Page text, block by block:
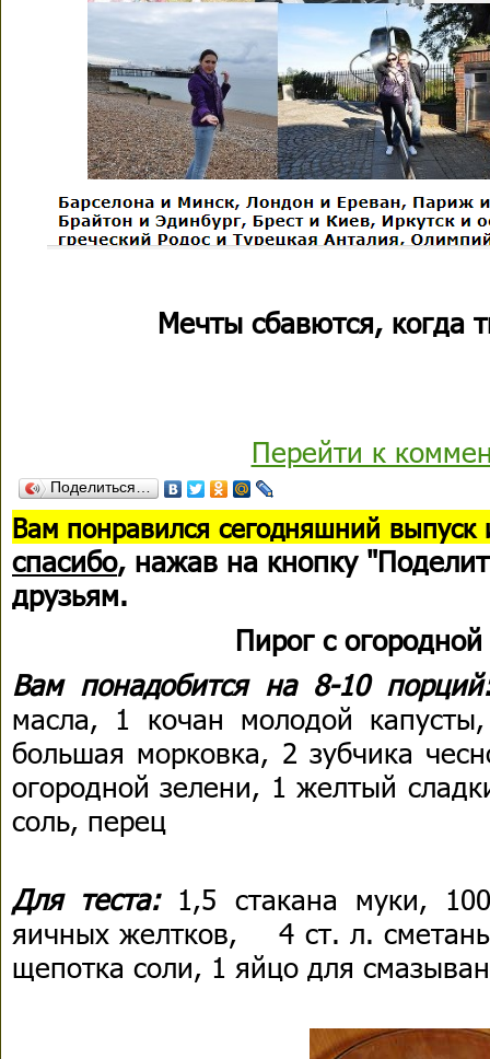
Мечты сбавются, когда
Перейти к
Поделиться…
Вам понравился сегодняшний выпуск
спасибо, нажав на кнопку
друзьям.
Пирог с
Вам понадобится на 8-10
масла, 1 кочан молодой
большая морковка, 2 зубчика
огородной зелени, 1 желтый
соль, перец
Для теста: 1,5 стакана муки,
яичных желтков, 4 ст. л.
щепотка соли, 1 яйцо для